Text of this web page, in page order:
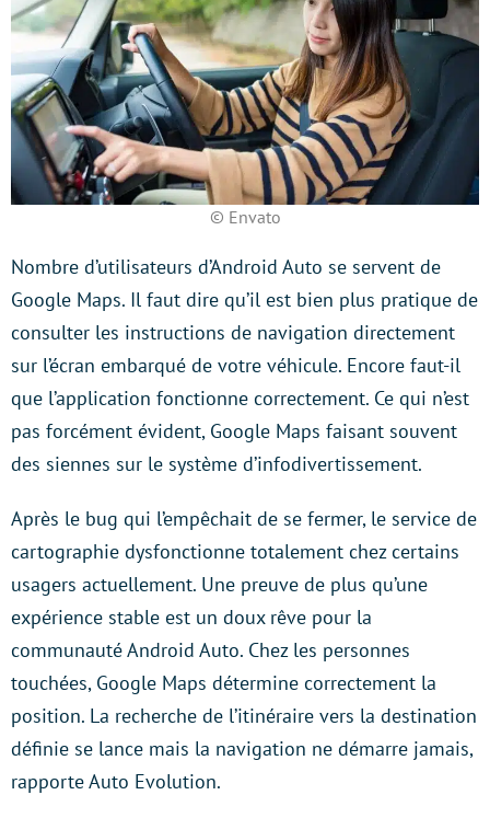
© Envato
Nombre d’utilisateurs d’Android Auto se servent de
Google Maps. Il faut dire qu’il est bien plus pratique de
consulter les instructions de navigation directement
sur l’écran embarqué de votre véhicule. Encore faut-il
que l’application fonctionne correctement. Ce qui n’est
pas forcément évident, Google Maps faisant souvent
des siennes sur le système d’infodivertissement.
Après le bug qui l’empêchait de se fermer, le service de
cartographie dysfonctionne totalement chez certains
usagers actuellement. Une preuve de plus qu’une
expérience stable est un doux rêve pour la
communauté Android Auto. Chez les personnes
touchées, Google Maps détermine correctement la
position. La recherche de l’itinéraire vers la destination
définie se lance mais la navigation ne démarre jamais,
rapporte Auto Evolution.